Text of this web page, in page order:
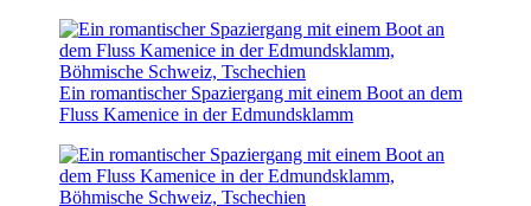
Ein romantischer Spaziergang mit einem Boot an dem
Fluss Kamenice in der Edmundsklamm